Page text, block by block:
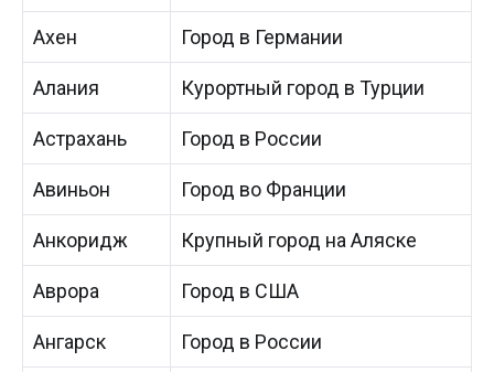
Ахен Город в Германии
Алания Курортный город в Турции
Астрахань Город в России
Авиньон Город во Франции
Анкоридж Крупный город на Аляске
Аврора Город в США
Ангарск Город в России